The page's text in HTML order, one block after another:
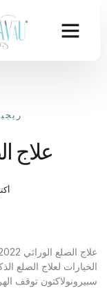
علاج
أكتوبر
سبيرونولاكتون توقف